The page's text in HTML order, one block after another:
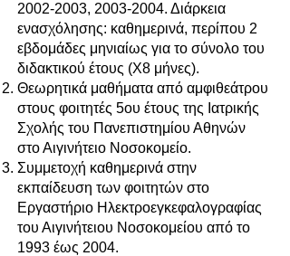
2002-2003, 2003-2004. Διάρκεια
ενασχόλησης: καθημερινά, περίπου 2
εβδομάδες μηνιαίως για το σύνολο του
διδακτικού έτους (Χ8 μήνες).
Θεωρητικά μαθήματα από αμφιθεάτρου
στους φοιτητές 5ου έτους της Ιατρικής
Σχολής του Πανεπιστημίου Αθηνών
στο Αιγινήτειο Νοσοκομείο.
Συμμετοχή καθημερινά στην
εκπαίδευση των φοιτητών στο
Εργαστήριο Ηλεκτροεγκεφαλογραφίας
του Αιγινήτειου Νοσοκομείου από το
1993 έως 2004.